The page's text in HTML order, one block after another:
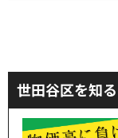
世田谷区を知る